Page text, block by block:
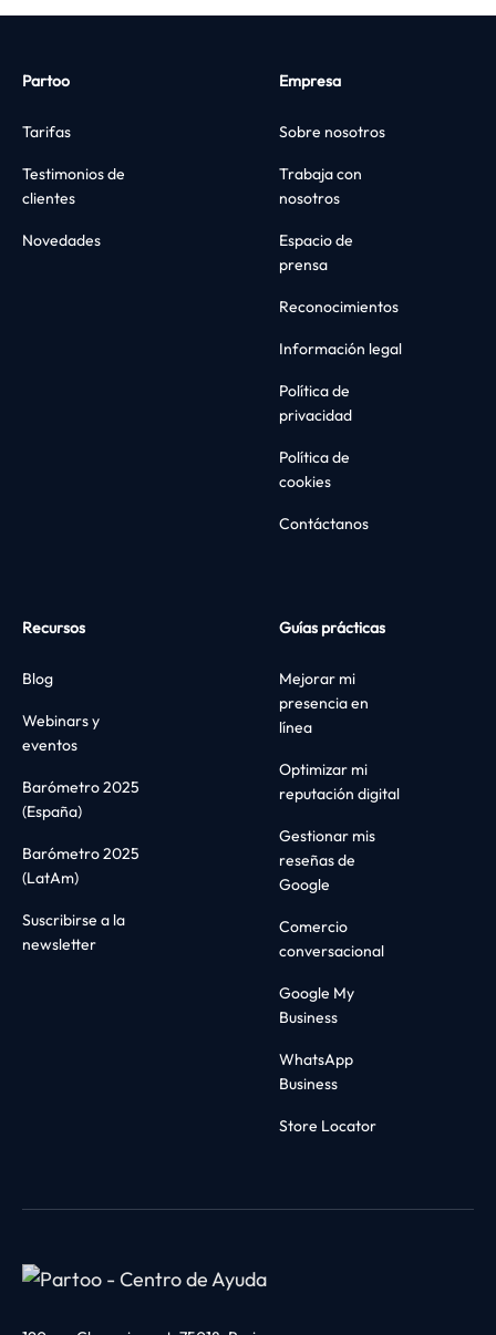
Partoo
Tarifas
Testimonios de
clientes
Novedades
Empresa
Sobre nosotros
Trabaja con
nosotros
Espacio de
prensa
Reconocimientos
Información legal
Política de
privacidad
Política de
cookies
Contáctanos
Recursos
Blog
Webinars y
eventos
Barómetro 2025
(España)
Barómetro 2025
(LatAm)
Suscribirse a la
newsletter
Guías prácticas
Mejorar mi
presencia en
línea
Optimizar mi
reputación digital
Gestionar mis
reseñas de
Google
Comercio
conversacional
Google My
Business
WhatsApp
Business
Store Locator